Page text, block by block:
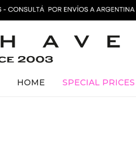
HOME SPECIAL PRICES